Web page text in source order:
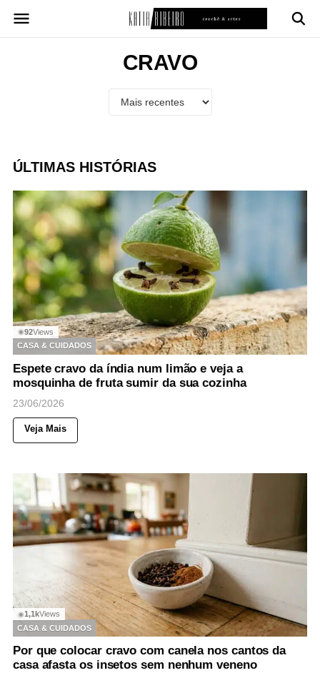
para
CRAVO
ÚLTIMAS HISTÓRIAS
◉92Views
CASA & CUIDADOS
Espete cravo da índia num limão e veja a
mosquinha de fruta sumir da sua cozinha
23/06/2026
Veja Mais
◉1,1kViews
CASA & CUIDADOS
Por que colocar cravo com canela nos cantos da
casa afasta os insetos sem nenhum veneno